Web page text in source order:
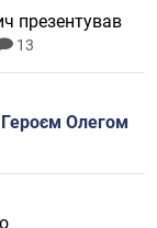
презентував
13
Олегом